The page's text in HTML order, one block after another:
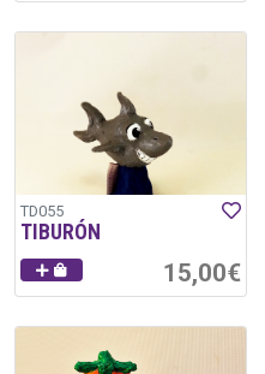
TD055
TIBURÓN
15,00€